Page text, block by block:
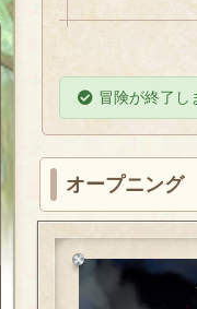
冒険が終了
オープニング